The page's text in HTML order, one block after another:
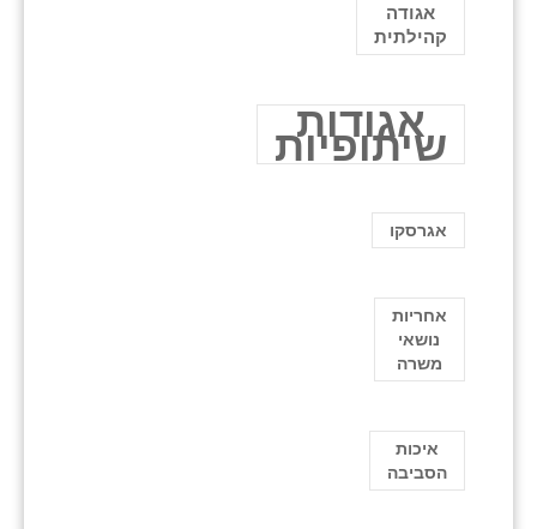
אגודה
קהילתית
אגודות
שיתופיות
אגרסקו
אחריות
נושאי
משרה
איכות
הסביבה